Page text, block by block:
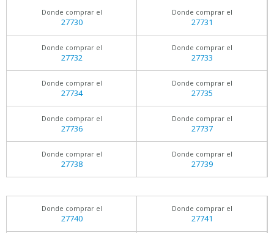
Donde comprar el
27730
Donde comprar el
27731
Donde comprar el
27732
Donde comprar el
27733
Donde comprar el
27734
Donde comprar el
27735
Donde comprar el
27736
Donde comprar el
27737
Donde comprar el
27738
Donde comprar el
27739
Donde comprar el
27740
Donde comprar el
27741